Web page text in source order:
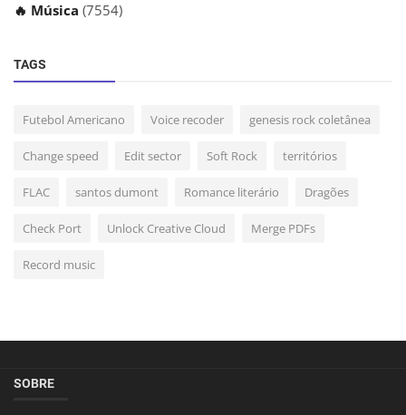
🔥 Música (7554)
TAGS
Futebol Americano Voice recoder genesis rock coletânea
Change speed Edit sector Soft Rock territórios
FLAC santos dumont Romance literário Dragões
Check Port Unlock Creative Cloud Merge PDFs
Record music
SOBRE